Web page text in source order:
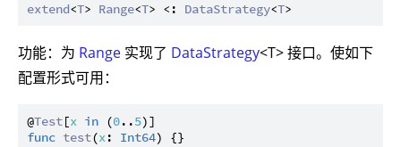
extend<T> Range<T> <: DataStrategy<T
功能：为 Range 实现了 DataStrategy<T> 接口。使如下
配置形式可用：
@Test[x in (0..5
func test(x: Int64